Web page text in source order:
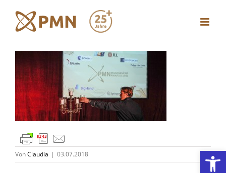
Inhalt
springen
VonClaudia | 03.07.2018